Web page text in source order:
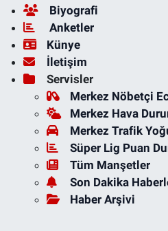
Biyografi
Anketler
Künye
İletişim
Servisler
Merkez Nöbetçi
Merkez Hava
Merkez Trafik
Süper Lig Puan
Tüm Manşetler
Son Dakika
Haber Arşivi